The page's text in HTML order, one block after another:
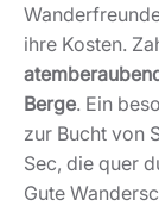
ihre Kosten.
Berge. Ein
zur Bucht von
Sec, die quer
Gute